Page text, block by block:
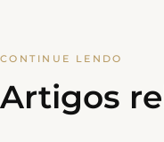
CONTINUE LENDO
Artigos